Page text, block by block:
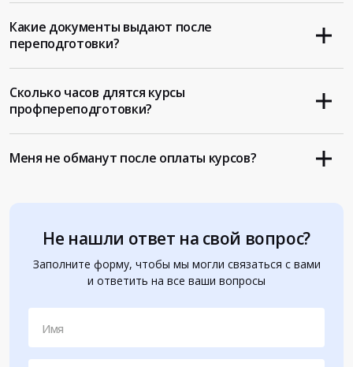
Не нашли ответ на свой вопрос?
Заполните форму, чтобы мы могли связаться с вами
и ответить на все ваши вопросы
Имя
Какие документы выдают после
переподготовки?
Сколько часов длятся курсы
профпереподготовки?
Меня не обманут после оплаты курсов?